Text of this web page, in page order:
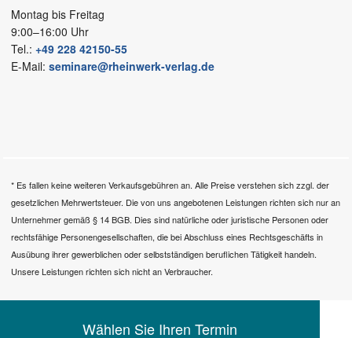
Montag bis Freitag
9:00–16:00 Uhr
Tel.: +49 228 42150-55
E-Mail: seminare@rheinwerk-verlag.de
* Es fallen keine weiteren Verkaufsgebühren an. Alle Preise verstehen sich zzgl. der
gesetzlichen Mehrwertsteuer. Die von uns angebotenen Leistungen richten sich nur an
Unternehmer gemäß § 14 BGB. Dies sind natürliche oder juristische Personen oder
rechtsfähige Personengesellschaften, die bei Abschluss eines Rechtsgeschäfts in
Ausübung ihrer gewerblichen oder selbstständigen beruflichen Tätigkeit handeln.
Unsere Leistungen richten sich nicht an Verbraucher.
Wählen Sie Ihren Termin